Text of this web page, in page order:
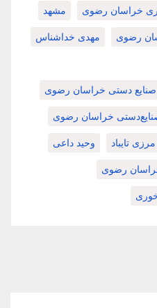
خراسان رضوی مشهد
رضوی مهدی خداشناس
دستی خراسان رضوی
خراسان رضوی
تایباد وحید داعی
رضوی